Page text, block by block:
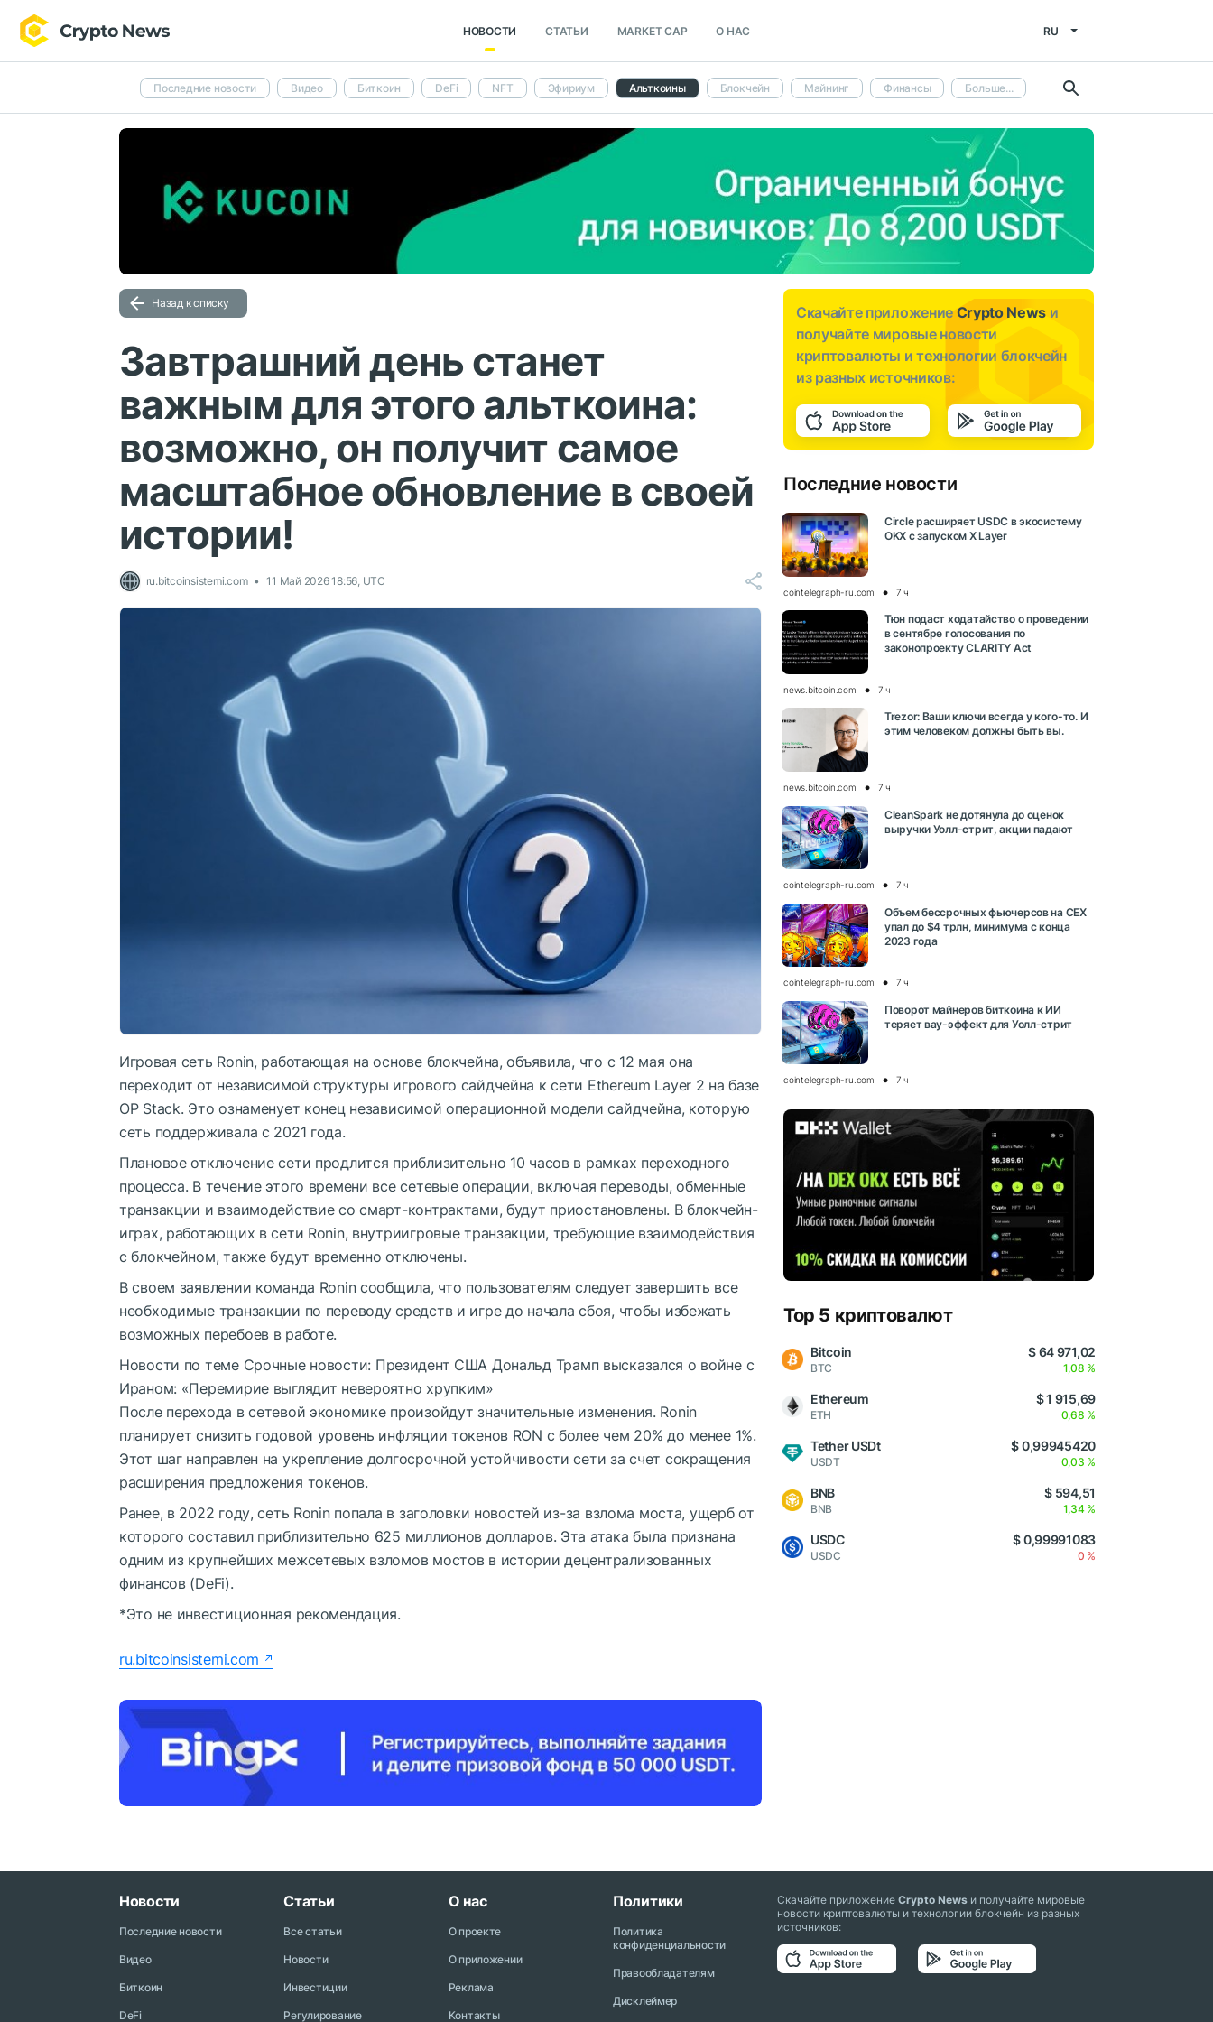
НОВОСТИ СТАТЬИ MARKET CAP О НАС RU
Последние новости Видео Биткоин DeFi NFT Эфириум Альткоины Блокчейн Майнинг Финансы Больше...
Назад к списку
Завтрашний день станет
важным для этого альткоина:
возможно, он получит самое
масштабное обновление в своей
истории!
ru.bitcoinsistemi.com 11 Май 2026 18:56, UTC
Игровая сеть Ronin, работающая на основе блокчейна, объявила, что с 12 мая она
переходит от независимой структуры игрового сайдчейна к сети Ethereum Layer 2 на базе
OP Stack. Это ознаменует конец независимой операционной модели сайдчейна, которую
сеть поддерживала с 2021 года.
Плановое отключение сети продлится приблизительно 10 часов в рамках переходного
процесса. В течение этого времени все сетевые операции, включая переводы, обменные
транзакции и взаимодействие со смарт-контрактами, будут приостановлены. В блокчейн-
играх, работающих в сети Ronin, внутриигровые транзакции, требующие взаимодействия
с блокчейном, также будут временно отключены.
В своем заявлении команда Ronin сообщила, что пользователям следует завершить все
необходимые транзакции по переводу средств и игре до начала сбоя, чтобы избежать
возможных перебоев в работе.
Новости по теме Срочные новости: Президент США Дональд Трамп высказался о войне с
Ираном: «Перемирие выглядит невероятно хрупким»
После перехода в сетевой экономике произойдут значительные изменения. Ronin
планирует снизить годовой уровень инфляции токенов RON с более чем 20% до менее 1%.
Этот шаг направлен на укрепление долгосрочной устойчивости сети за счет сокращения
расширения предложения токенов.
Ранее, в 2022 году, сеть Ronin попала в заголовки новостей из-за взлома моста, ущерб от
которого составил приблизительно 625 миллионов долларов. Эта атака была признана
одним из крупнейших межсетевых взломов мостов в истории децентрализованных
финансов (DeFi).
*Это не инвестиционная рекомендация.
ru.bitcoinsistemi.com
Скачайте приложениеCrypto News и
получайте мировые новости
криптовалюты и технологии блокчейн
из разных источников:
Последние новости
Circle расширяет USDC в экосистему
OKX с запуском X Layer
cointelegraph-ru.com 7 ч
Тюн подаст ходатайство о проведении
в сентябре голосования по
законопроекту CLARITY Act
news.bitcoin.com 7 ч
Trezor: Ваши ключи всегда у кого-то. И
этим человеком должны быть вы.
news.bitcoin.com 7 ч
CleanSpark не дотянула до оценок
выручки Уолл-стрит, акции падают
cointelegraph-ru.com 7 ч
Объем бессрочных фьючерсов на CEX
упал до $4 трлн, минимума с конца
2023 года
cointelegraph-ru.com 7 ч
Поворот майнеров биткоина к ИИ
теряет вау-эффект для Уолл-стрит
cointelegraph-ru.com 7 ч
Top 5 криптовалют
Bitcoin
BTC
$ 64 971,02
1,08 %
Ethereum
ETH
$ 1 915,69
0,68 %
Tether USDt
USDT
$ 0,99945420
0,03 %
BNB
BNB
$ 594,51
1,34 %
USDC
USDC
$ 0,99991083
0 %
Новости
Последние новости
Видео
Биткоин
DeFi
Статьи
Все статьи
Новости
Инвестиции
Регулирование
О нас
О проекте
О приложении
Реклама
Контакты
Политики
Политика
конфиденциальности
Правообладателям
Дисклеймер
Скачайте приложениеCrypto News и получайте мировые
новости криптовалюты и технологии блокчейн из разных
источников: